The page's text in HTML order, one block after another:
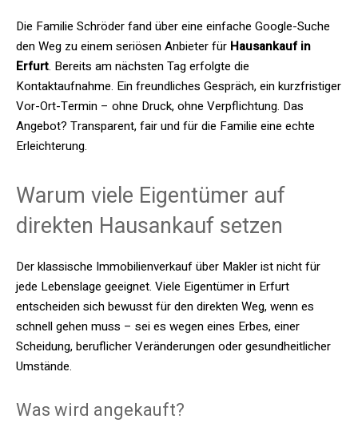
Die Familie Schröder fand über eine einfache Google-Suche
den Weg zu einem seriösen Anbieter für Hausankauf in
Erfurt. Bereits am nächsten Tag erfolgte die
Kontaktaufnahme. Ein freundliches Gespräch, ein kurzfristiger
Vor-Ort-Termin – ohne Druck, ohne Verpflichtung. Das
Angebot? Transparent, fair und für die Familie eine echte
Erleichterung.
Warum viele Eigentümer auf
direkten Hausankauf setzen
Der klassische Immobilienverkauf über Makler ist nicht für
jede Lebenslage geeignet. Viele Eigentümer in Erfurt
entscheiden sich bewusst für den direkten Weg, wenn es
schnell gehen muss – sei es wegen eines Erbes, einer
Scheidung, beruflicher Veränderungen oder gesundheitlicher
Umstände.
Was wird angekauft?